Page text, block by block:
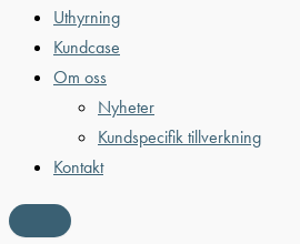
Uthyrning
Kundcase
Om oss
Nyheter
Kundspecifik tillverkning
Kontakt